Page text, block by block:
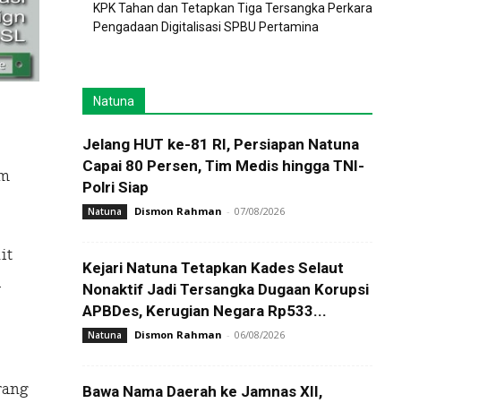
KPK Tahan dan Tetapkan Tiga Tersangka Perkara
Pengadaan Digitalisasi SPBU Pertamina
Natuna
Jelang HUT ke-81 RI, Persiapan Natuna
Capai 80 Persen, Tim Medis hingga TNI-
Polri Siap
Natuna Dismon Rahman - 07/08/2026
Kejari Natuna Tetapkan Kades Selaut
Nonaktif Jadi Tersangka Dugaan Korupsi
APBDes, Kerugian Negara Rp533...
Natuna Dismon Rahman - 06/08/2026
Bawa Nama Daerah ke Jamnas XII,